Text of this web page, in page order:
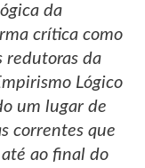
da
crítica como
redutoras da
Lógico
um lugar de
correntes que
ao final do